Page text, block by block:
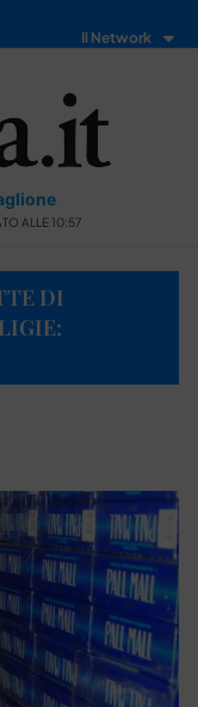
Il Network
ALLE 10:57
DI